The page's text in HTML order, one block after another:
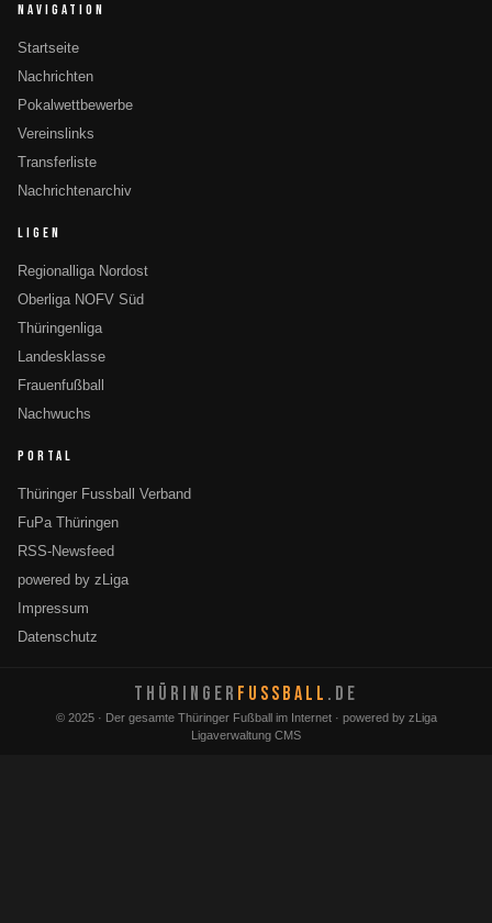
NAVIGATION
Startseite
Nachrichten
Pokalwettbewerbe
Vereinslinks
Transferliste
Nachrichtenarchiv
LIGEN
Regionalliga Nordost
Oberliga NOFV Süd
Thüringenliga
Landesklasse
Frauenfußball
Nachwuchs
PORTAL
Thüringer Fussball Verband
FuPa Thüringen
RSS-Newsfeed
powered by zLiga
Impressum
Datenschutz
THÜRINGER FUSSBALL .DE
© 2025 · Der gesamte Thüringer Fußball im Internet · powered by zLiga
Ligaverwaltung CMS